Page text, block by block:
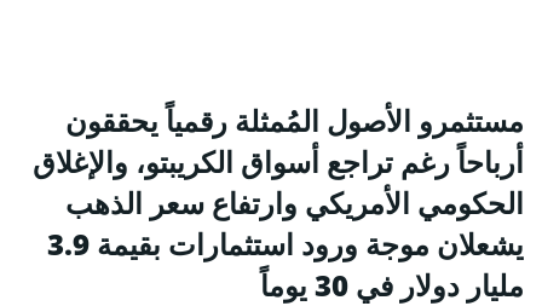
مستثمرو الأصول المُمثلة رقمياً يحققون
أرباحاً رغم تراجع أسواق الكريبتو، والإغلاق
الحكومي الأمريكي وارتفاع سعر الذهب
يشعلان موجة ورود استثمارات بقيمة 3.9
مليار دولار في 30 يوماً